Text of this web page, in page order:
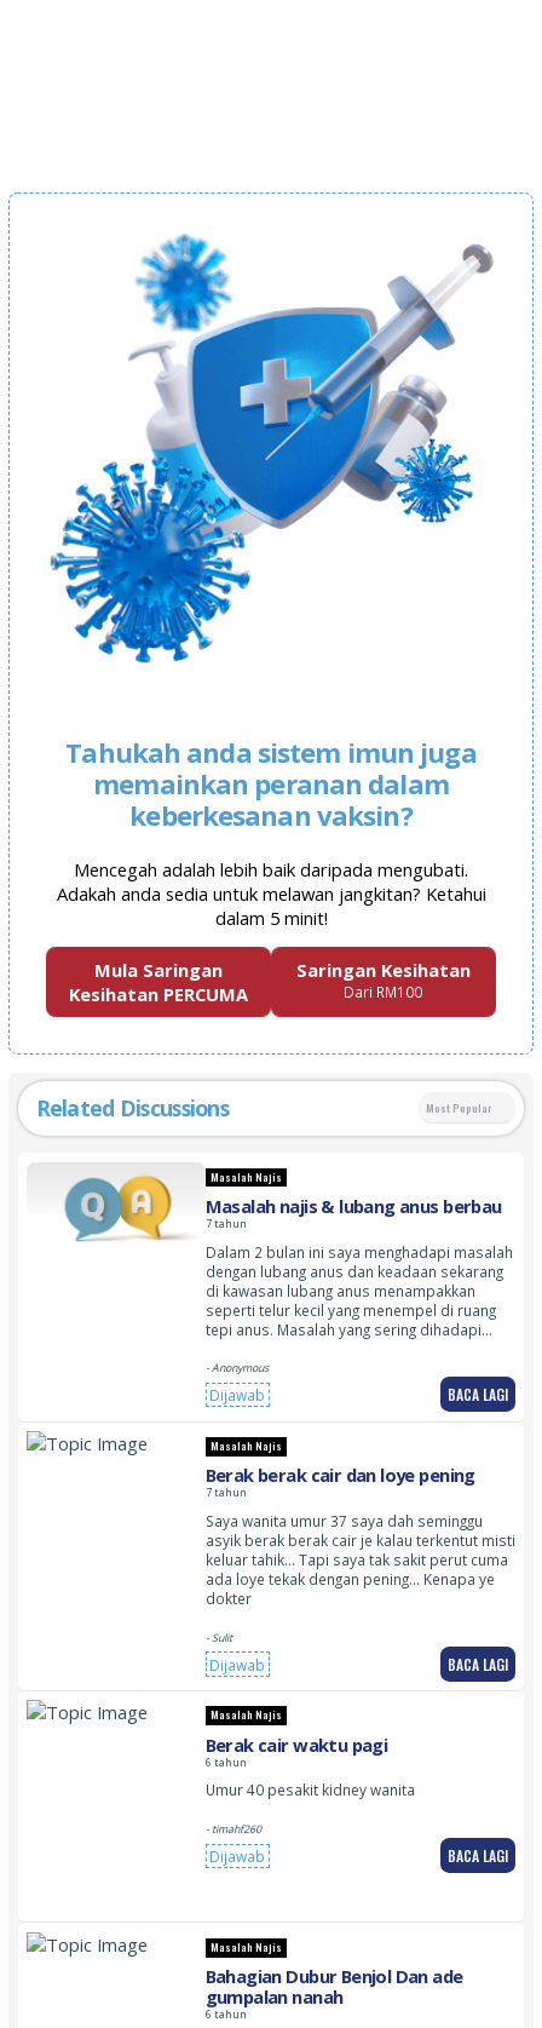
Tahukah anda sistem imun juga
memainkan peranan dalam
keberkesanan vaksin?
Mencegah adalah lebih baik daripada mengubati.
Adakah anda sedia untuk melawan jangkitan? Ketahui
dalam 5 minit!
Mula Saringan
Kesihatan PERCUMA
Saringan Kesihatan
Dari RM100
Related Discussions Most Popular
Masalah Najis
Masalah najis & lubang anus berbau
7 tahun
Dalam 2 bulan ini saya menghadapi masalah
dengan lubang anus dan keadaan sekarang
di kawasan lubang anus menampakkan
seperti telur kecil yang menempel di ruang
tepi anus. Masalah yang sering dihadapi…
- Anonymous
Dijawab BACA LAGI
Masalah Najis
Berak berak cair dan loye pening
7 tahun
Saya wanita umur 37 saya dah seminggu
asyik berak berak cair je kalau terkentut misti
keluar tahik… Tapi saya tak sakit perut cuma
ada loye tekak dengan pening… Kenapa ye
dokter
- Sulit
Dijawab BACA LAGI
Masalah Najis
Berak cair waktu pagi
6 tahun
Umur 40 pesakit kidney wanita
- timahf260
Dijawab BACA LAGI
Masalah Najis
Bahagian Dubur Benjol Dan ade
gumpalan nanah
6 tahun